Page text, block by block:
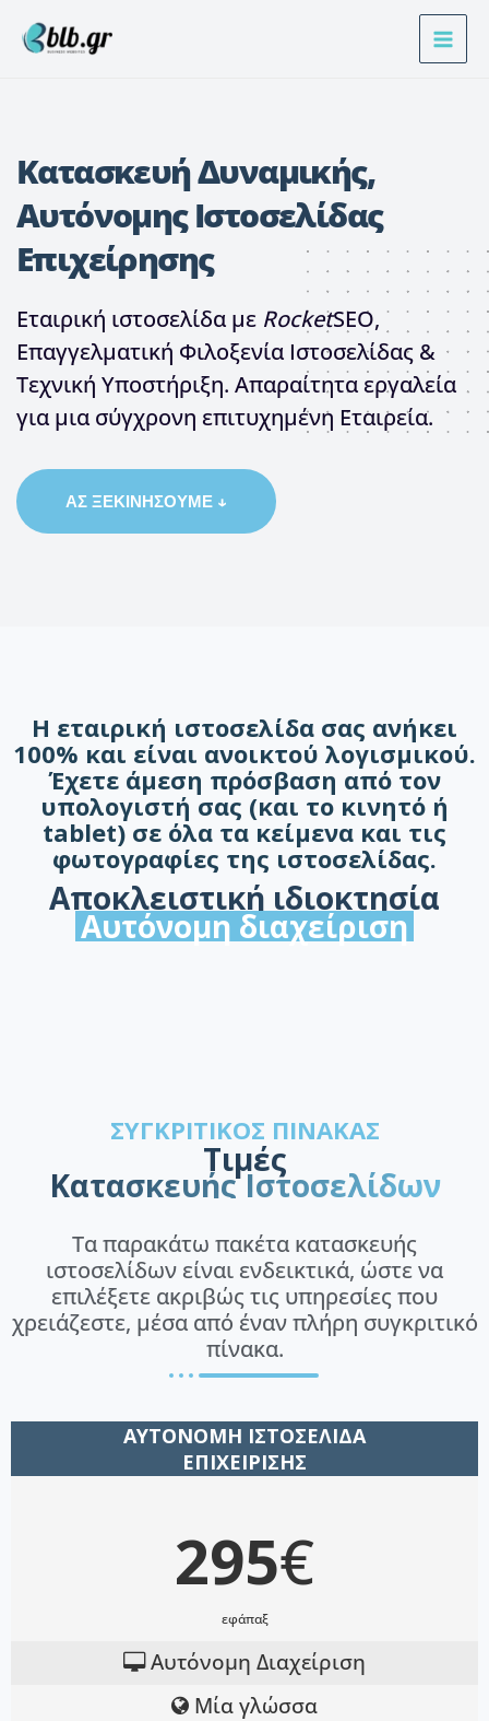
στο
Κατασκευή Δυναμικής,
Αυτόνομης Ιστοσελίδας
Επιχείρησης
Εταιρική ιστοσελίδα με RocketSEO,
Επαγγελματική Φιλοξενία Ιστοσελίδας &
Τεχνική Υποστήριξη. Απαραίτητα εργαλεία
για μια σύγχρονη επιτυχημένη Εταιρεία.
ΑΣ ΞΕΚΙΝΉΣΟΥΜΕ ↓
Η εταιρική ιστοσελίδα σας ανήκει
100% και είναι ανοικτού λογισμικού.
Έχετε άμεση πρόσβαση από τον
υπολογιστή σας (και το κινητό ή
tablet) σε όλα τα κείμενα και τις
φωτογραφίες της ιστοσελίδας.
Αποκλειστική ιδιοκτησία
Αυτόνομη διαχείριση
ΣΥΓΚΡΙΤΙΚΌΣ ΠΊΝΑΚΑΣ
Τιμές
Κατασκευής Ιστοσελίδων
Τα παρακάτω πακέτα κατασκευής
ιστοσελίδων είναι ενδεικτικά, ώστε να
επιλέξετε ακριβώς τις υπηρεσίες που
χρειάζεστε, μέσα από έναν πλήρη συγκριτικό
πίνακα.
ΑΥΤΟΝΟΜΗ ΙΣΤΟΣΕΛΙΔΑ
ΕΠΙΧΕΙΡΙΣΗΣ
295€
εφάπαξ
Αυτόνομη Διαχείριση
Μία γλώσσα